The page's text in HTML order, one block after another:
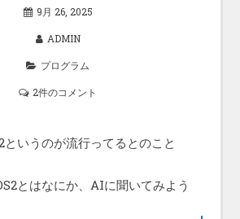
9月 26, 2025
ADMIN
プログラム
2件のコメント
というのが流行ってるとのこと
とはなにか、AIに聞いてみよう